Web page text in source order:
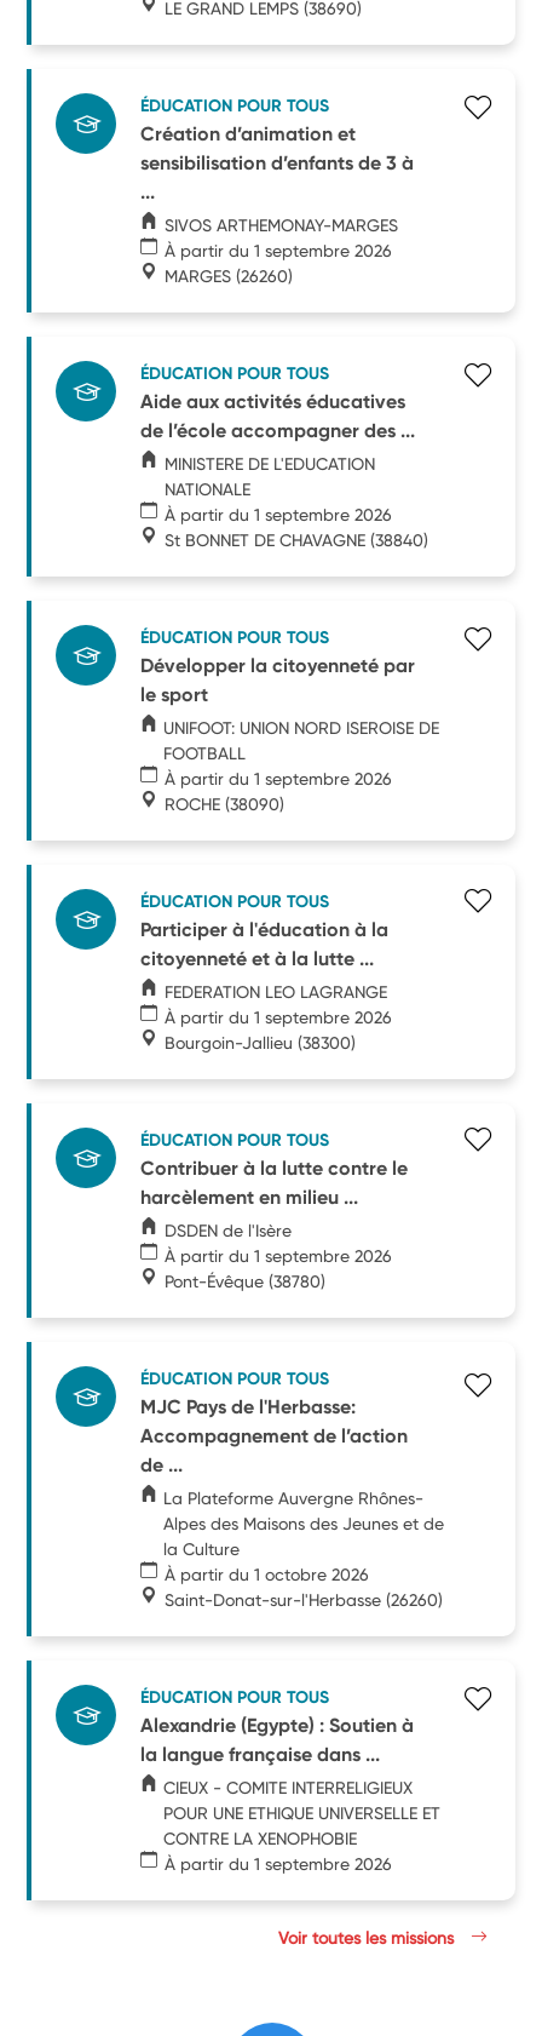
LE GRAND LEMPS (38690)
ÉDUCATION POUR TOUS
Création d’animation et
sensibilisation d’enfants de 3 à
...
SIVOS ARTHEMONAY-MARGES
À partir du 1 septembre 2026
MARGES (26260)
ÉDUCATION POUR TOUS
Aide aux activités éducatives
de l’école accompagner des ...
MINISTERE DE L'EDUCATION
NATIONALE
À partir du 1 septembre 2026
St BONNET DE CHAVAGNE (38840)
ÉDUCATION POUR TOUS
Développer la citoyenneté par
le sport
UNIFOOT: UNION NORD ISEROISE DE
FOOTBALL
À partir du 1 septembre 2026
ROCHE (38090)
ÉDUCATION POUR TOUS
Participer à l'éducation à la
citoyenneté et à la lutte ...
FEDERATION LEO LAGRANGE
À partir du 1 septembre 2026
Bourgoin-Jallieu (38300)
ÉDUCATION POUR TOUS
Contribuer à la lutte contre le
harcèlement en milieu ...
DSDEN de l'Isère
À partir du 1 septembre 2026
Pont-Évêque (38780)
ÉDUCATION POUR TOUS
MJC Pays de l'Herbasse:
Accompagnement de l’action
de ...
La Plateforme Auvergne Rhônes-
Alpes des Maisons des Jeunes et de
la Culture
À partir du 1 octobre 2026
Saint-Donat-sur-l'Herbasse (26260)
ÉDUCATION POUR TOUS
Alexandrie (Egypte) : Soutien à
la langue française dans ...
CIEUX - COMITE INTERRELIGIEUX
POUR UNE ETHIQUE UNIVERSELLE ET
CONTRE LA XENOPHOBIE
À partir du 1 septembre 2026
Voir toutes les missions